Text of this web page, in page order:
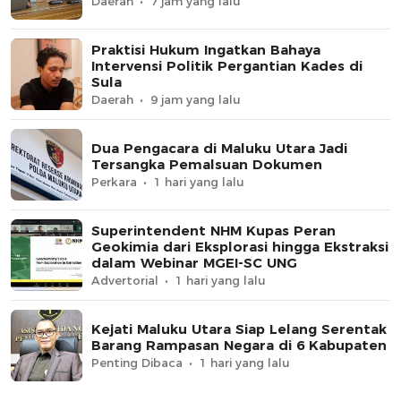
Praktisi Hukum Ingatkan Bahaya
Intervensi Politik Pergantian Kades di
Sula
Daerah 9 jam yang lalu
Dua Pengacara di Maluku Utara Jadi
Tersangka Pemalsuan Dokumen
Perkara 1 hari yang lalu
Superintendent NHM Kupas Peran
Geokimia dari Eksplorasi hingga Ekstraksi
dalam Webinar MGEI-SC UNG
Advertorial 1 hari yang lalu
Kejati Maluku Utara Siap Lelang Serentak
Barang Rampasan Negara di 6 Kabupaten
Penting Dibaca 1 hari yang lalu